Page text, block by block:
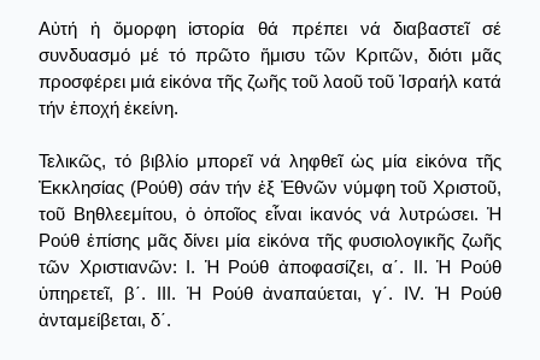
Αὐτή ἡ ὄμορφη ἱστορία θά πρέπει νά διαβαστεῖ σέ
συνδυασμό μέ τό πρῶτο ἥμισυ τῶν Κριτῶν, διότι μᾶς
προσφέρει μιά εἰκόνα τῆς ζωῆς τοῦ λαοῦ τοῦ Ἰσραήλ κατά
τήν ἐποχή ἐκείνη.
Τελικῶς, τό βιβλίο μπορεῖ νά ληφθεῖ ὡς μία εἰκόνα τῆς
Ἐκκλησίας (Ρούθ) σάν τήν ἐξ Ἐθνῶν νύμφη τοῦ Χριστοῦ,
τοῦ Βηθλεεμίτου, ὁ ὁποῖος εἶναι ἱκανός νά λυτρώσει. Ἡ
Ρούθ ἐπίσης μᾶς δίνει μία εἰκόνα τῆς φυσιολογικῆς ζωῆς
τῶν Χριστιανῶν: Ι. Ἡ Ρούθ ἀποφασίζει, α΄. ΙΙ. Ἡ Ρούθ
ὑπηρετεῖ, β΄. III. Ἡ Ρούθ ἀναπαύεται, γ΄. IV. Ἡ Ρούθ
ἀνταμείβεται, δ΄.